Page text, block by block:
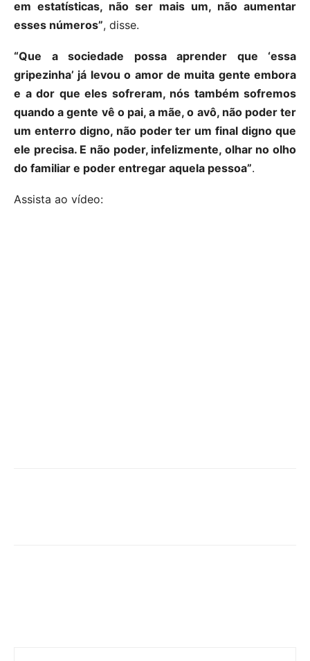
em estatísticas, não ser mais um, não aumentar
esses números”, disse.
“Que a sociedade possa aprender que ‘essa
gripezinha’ já levou o amor de muita gente embora
e a dor que eles sofreram, nós também sofremos
quando a gente vê o pai, a mãe, o avô, não poder ter
um enterro digno, não poder ter um final digno que
ele precisa. E não poder, infelizmente, olhar no olho
do familiar e poder entregar aquela pessoa”.
Assista ao vídeo: